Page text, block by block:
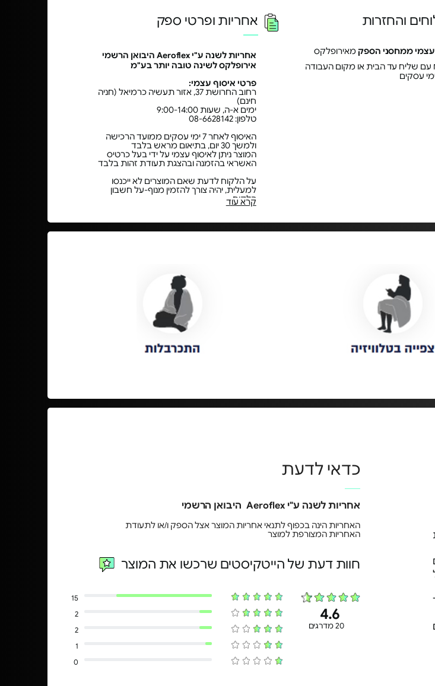
והחזרות
עצמי ממחסני הספק מאירופלקס
שליח עד הבית או מקום העבודה
אחריות ופרטי ספק
אחריות לשנה ע"י Aeroflex היבואן הרשמי
אירופלקס לשינה טובה יותר בע"מ
פרטי איסוף עצמי:
רחוב החרושת 37, אזור תעשיה כרמיאל (חניה
חינם)
ימים א-ה, שעות 9:00-14:00
טלפון: 08-6628142
האיסוף לאחר 7 ימי עסקים ממועד הרכישה
ולמשך 30 יום, בתיאום מראש בלבד
המוצר ניתן לאיסוף עצמי על ידי בעל כרטיס
האשראי בהזמנה ובהצגת תעודת זהות בלבד
על הלקוח לדעת שאם המוצרים לא ייכנסו
למעלית, יהיה צורך להזמין מנוף-על חשבון
הלקוח,
למרות שאנחנו נוכל לעזור בהזמנתו, התשלום
במקרים בהם אין גישה למנוף, או שמדובר
בטלפון מול החברה.
קרא עוד
כדאי לדעת
אחריות לשנה ע"י Aeroflex היבואן הרשמי
האחריות הינה בכפוף לתנאי אחריות המוצר אצל הספק ו/או לתעודת
האחריות המצורפת למוצר
חוות דעת של הייטקיסטים שרכשו את המוצר
4.6
20 מדרגים
15
2
2
1
0